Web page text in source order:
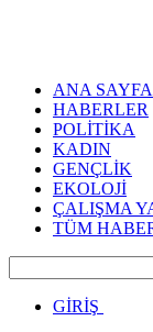
ANA SAYFA
HABERLER
POLİTİKA
KADIN
GENÇLİK
EKOLOJİ
ÇALIŞMA
TÜM
GİRİŞ